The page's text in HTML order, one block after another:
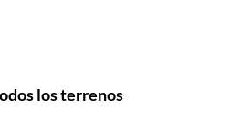
los terrenos